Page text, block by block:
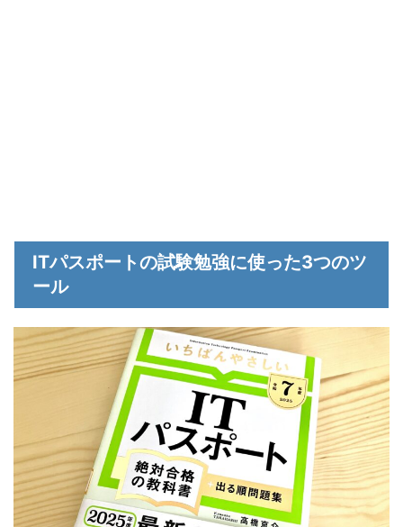
ITパスポートの試験勉強に使った3つのツ
ール